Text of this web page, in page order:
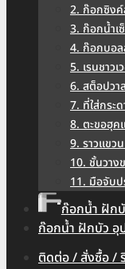
2. ก๊อกซิง
3. ก๊อกน้ำเ
4. ก๊อกบอ
5. เรนชาว
6. สต็อปวา
7. ที่ใส่กร
8. ตะขอฮุ
9. ราวแขว
10. ชั้นวา
11. มือจับ
ก๊อกน้ำ ฝัก
ก๊อกน้ำ ฝักบัว อุ
ติดต่อ / สั่งซื้อ /